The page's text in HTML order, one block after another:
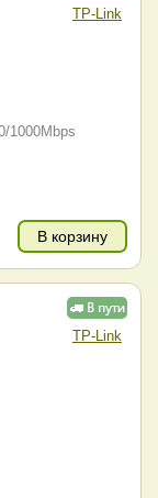
TP-Link
1000Mbps
В корзину
TP-Link